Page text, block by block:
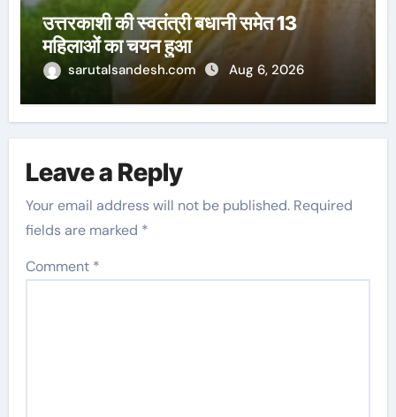
उत्तरकाशी की स्वतंत्री बधानी समेत 13
महिलाओं का चयन हुआ
sarutalsandesh.com Aug 6, 2026
Leave a Reply
Your email address will not be published. Required
fields are marked *
Comment *